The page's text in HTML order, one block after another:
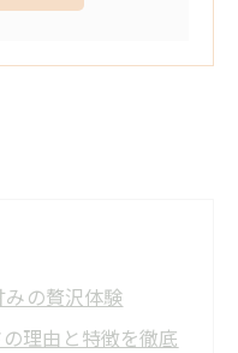
の贅沢体験
理由と特徴を徹底